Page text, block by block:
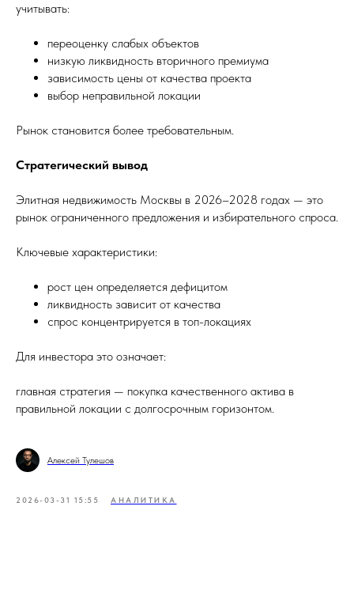
учитывать:
переоценку слабых объектов
низкую ликвидность вторичного премиума
зависимость цены от качества проекта
выбор неправильной локации
Рынок становится более требовательным.
Стратегический вывод
Элитная недвижимость Москвы в 2026–2028 годах — это
рынок ограниченного предложения и избирательного спроса.
Ключевые характеристики:
рост цен определяется дефицитом
ликвидность зависит от качества
спрос концентрируется в топ-локациях
Для инвестора это означает:
главная стратегия — покупка качественного актива в
правильной локации с долгосрочным горизонтом.
Алексей Тулешов
2026-03-31 15:55 АНАЛИТИКА